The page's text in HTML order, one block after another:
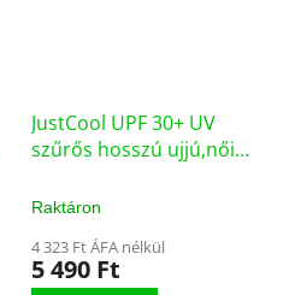
JustCool UPF 30+ UV
szűrős hosszú ujjú,női
(JC012EYE)
Raktáron
4 323 Ft ÁFA nélkül
5 490 Ft